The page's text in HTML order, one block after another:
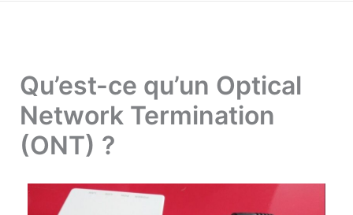
Qu’est-ce qu’un Optical
Network Termination
(ONT) ?